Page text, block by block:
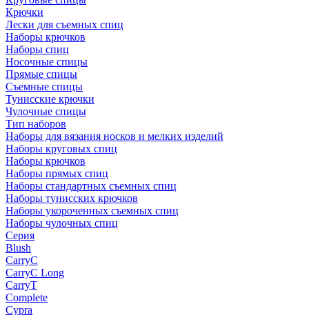
Крючки
Лески для съемных спиц
Наборы крючков
Наборы спиц
Носочные спицы
Прямые спицы
Съемные спицы
Тунисские крючки
Чулочные спицы
Тип наборов
Наборы для вязания носков и мелких изделий
Наборы круговых спиц
Наборы крючков
Наборы прямых спиц
Наборы стандартных съемных спиц
Наборы тунисских крючков
Наборы укороченных съемных спиц
Наборы чулочных спиц
Серия
Blush
CarryC
CarryC Long
CarryT
Complete
Cypra